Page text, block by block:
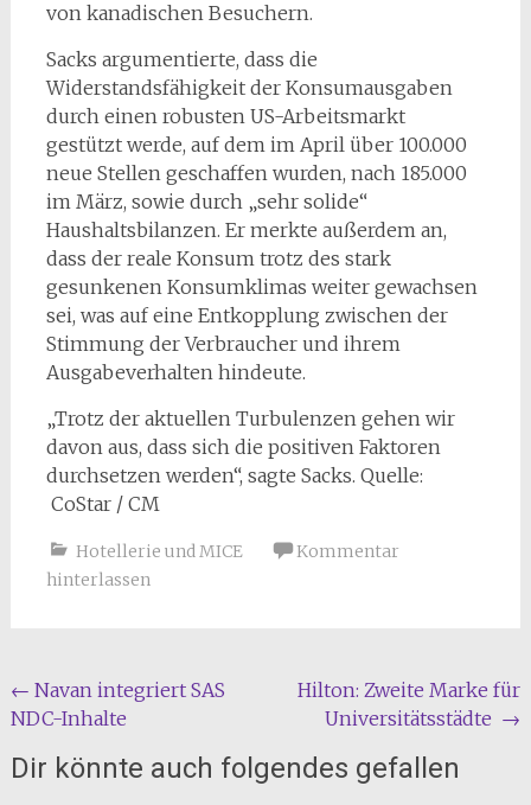
von kanadischen Besuchern.
Sacks argumentierte, dass die
Widerstandsfähigkeit der Konsumausgaben
durch einen robusten US-Arbeitsmarkt
gestützt werde, auf dem im April über 100.000
neue Stellen geschaffen wurden, nach 185.000
im März, sowie durch „sehr solide“
Haushaltsbilanzen. Er merkte außerdem an,
dass der reale Konsum trotz des stark
gesunkenen Konsumklimas weiter gewachsen
sei, was auf eine Entkopplung zwischen der
Stimmung der Verbraucher und ihrem
Ausgabeverhalten hindeute.
„Trotz der aktuellen Turbulenzen gehen wir
davon aus, dass sich die positiven Faktoren
durchsetzen werden“, sagte Sacks. Quelle:
CoStar / CM
Hotellerie und MICE
Kommentar
hinterlassen
Beitragsnavigation
← Navan integriert SAS
NDC-Inhalte
Hilton: Zweite Marke für
Universitätsstädte →
Dir könnte auch folgendes gefallen